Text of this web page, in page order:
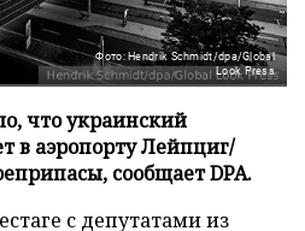
Фото: Hendrik Schmidt/dpa/Global
Look Press
что украинский
в аэропорту Лейпциг/
сообщает DPA.
с депутатами из